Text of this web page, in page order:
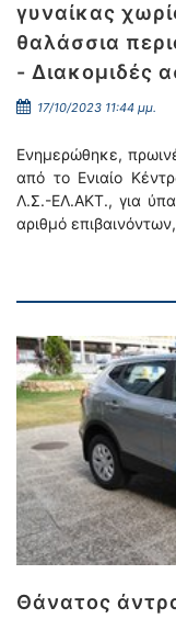
γυναίκας
θαλάσσια
- Διακομιδές
17/10/2023 11:44 μμ.
Ενημερώθηκε,
από το Ενιαίο
Λ.Σ.-ΕΛ.ΑΚΤ., για
αριθμό
Θάνατος